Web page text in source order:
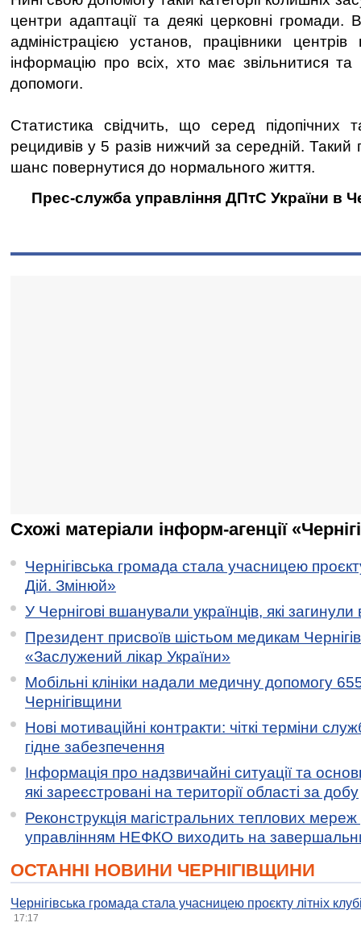
центри адаптації та деякі церковні громади.
адміністрацією установ, працівники
інформацію про всіх, хто має звільнитися та
допомоги.
Статистика свідчить, що серед підопічних
рецидивів у 5 разів нижчий за середній.
шанс повернутися до нормального життя.
Прес-служба управління ДПтС України в
Схожі матеріали інформ-агенції
Чернігівська громада стала учасницею
Дій. Змінюй»
У Чернігові вшанували українців, які загинули
Президент присвоїв шістьом медикам
«Заслужений лікар України»
Мобільні клініки надали медичну допомогу
Чернігівщини
Нові мотиваційні контракти: чіткі терміни
гідне забезпечення
Інформація про надзвичайні ситуації та
які зареєстровані на території області за добу
Реконструкція магістральних теплових мереж
управлінням НЕФКО виходить на
ОСТАННІ НОВИНИ ЧЕРНІГІВЩИНИ
Чернігівська громада стала учасницею проєкту літніх
17:17